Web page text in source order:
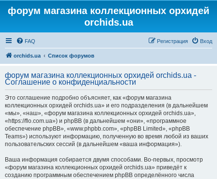
форум магазина коллекционных орхидей
orchids.ua
FAQ Вход
Регистрация
orchids.ua Список форумов
форум магазина коллекционных орхидей orchids.ua -
Соглашение о конфиденциальности
Это соглашение подробно объясняет, как «форум магазина
коллекционных орхидей orchids.ua» и его подразделения (в дальнейшем
«мы», «наш», «форум магазина коллекционных орхидей orchids.ua»,
«https://flo.com.ua») и phpBB (в дальнейшем «они», «программное
обеспечение phpBB», «www.phpbb.com», «phpBB Limited», «phpBB
Teams») используют информацию, полученную во время любой из ваших
пользовательских сессий (в дальнейшем «ваша информация»).
Ваша информация собирается двумя способами. Во-первых, просмотр
«форум магазина коллекционных орхидей orchids.ua» приведёт к
созданию программным обеспечением phpBB определённого числа